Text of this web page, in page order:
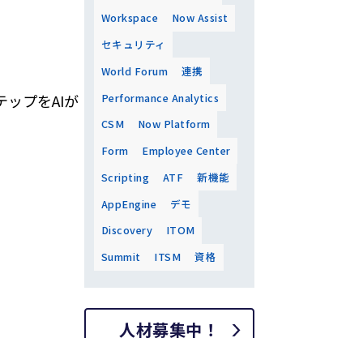
ップをAIが
Workspace
Now Assist
セキュリティ
World Forum
連携
Performance Analytics
CSM
Now Platform
Form
Employee Center
Scripting
ATF
新機能
AppEngine
デモ
Discovery
ITOM
Summit
ITSM 資格
人材募集中！